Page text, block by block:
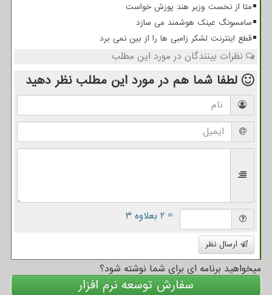
متا از نخست وزیر هند پوزش خواست
سامسونگ عینک هوشمند می سازد
قطع اینترنت لشکر زامبی ها را از بین نمی برد
نظرات بینندگان در مورد این مطلب
لطفا شما هم در مورد این مطلب نظر دهید
= ۲ بعلاوه ۳
ارسال نظر
میخواهید برنامه ای برای شما نوشته شود؟
سفارش توسعه نرم افزار